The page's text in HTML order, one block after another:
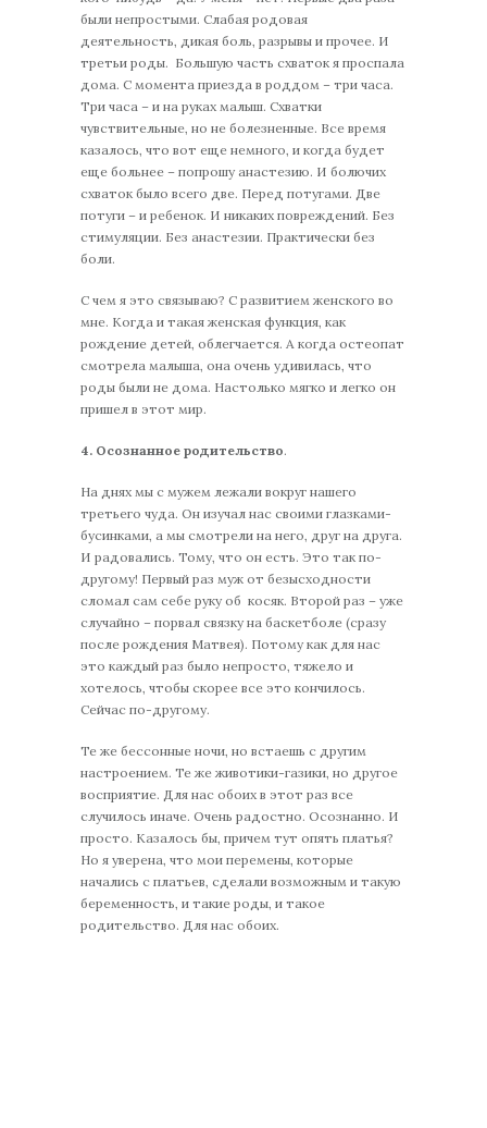
были непростыми. Слабая родовая
деятельность, дикая боль, разрывы и прочее. И
третьи роды. Большую часть схваток я проспала
дома. С момента приезда в роддом – три часа.
Три часа – и на руках малыш. Схватки
чувствительные, но не болезненные. Все время
казалось, что вот еще немного, и когда будет
еще больнее – попрошу анастезию. И болючих
схваток было всего две. Перед потугами. Две
потуги – и ребенок. И никаких повреждений. Без
стимуляции. Без анастезии. Практически без
боли.
С чем я это связываю? С развитием женского во
мне. Когда и такая женская функция, как
рождение детей, облегчается. А когда остеопат
смотрела малыша, она очень удивилась, что
роды были не дома. Настолько мягко и легко он
пришел в этот мир.
4. Осознанное родительство.
На днях мы с мужем лежали вокруг нашего
третьего чуда. Он изучал нас своими глазками-
бусинками, а мы смотрели на него, друг на друга.
И радовались. Тому, что он есть. Это так по-
другому! Первый раз муж от безысходности
сломал сам себе руку об косяк. Второй раз – уже
случайно – порвал связку на баскетболе (сразу
после рождения Матвея). Потому как для нас
это каждый раз было непросто, тяжело и
хотелось, чтобы скорее все это кончилось.
Сейчас по-другому.
Те же бессонные ночи, но встаешь с другим
настроением. Те же животики-газики, но другое
восприятие. Для нас обоих в этот раз все
случилось иначе. Очень радостно. Осознанно. И
просто. Казалось бы, причем тут опять платья?
Но я уверена, что мои перемены, которые
начались с платьев, сделали возможным и такую
беременность, и такие роды, и такое
родительство. Для нас обоих.